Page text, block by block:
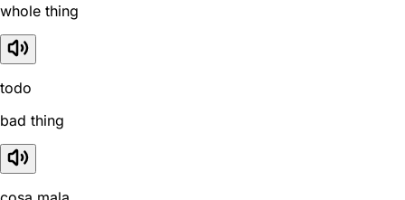
whole thing
todo
bad thing